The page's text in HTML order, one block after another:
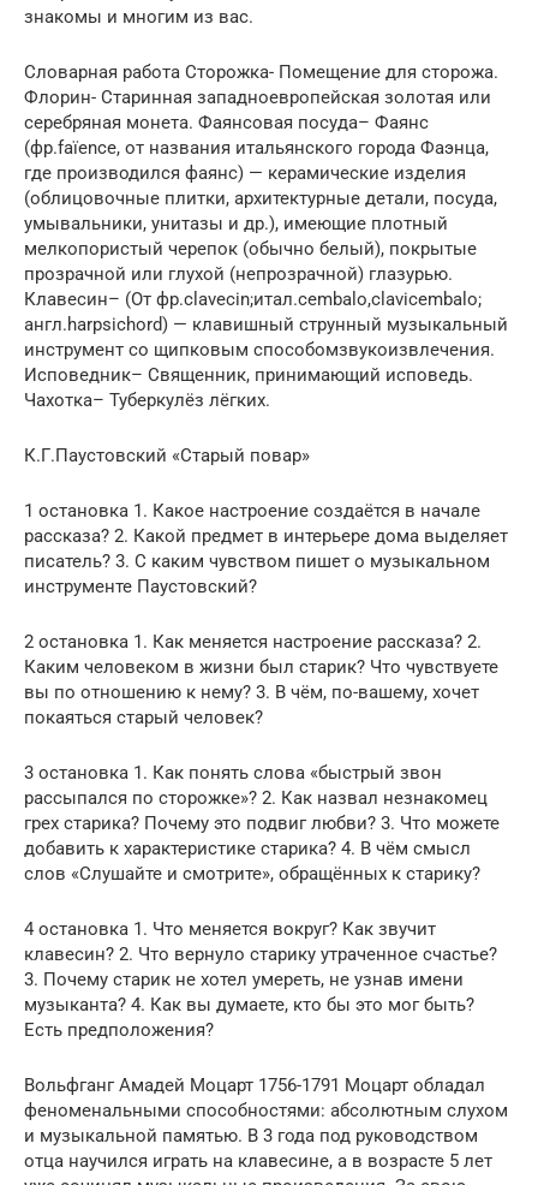
знакомы и многим из вас.
Словарная работа Сторожка- Помещение для сторожа.
Флорин- Старинная западноевропейская золотая или
серебряная монета. Фаянсовая посуда– Фаянс
(фр.faïence, от названия итальянского города Фаэнца,
где производился фаянс) — керамические изделия
(облицовочные плитки, архитектурные детали, посуда,
умывальники, унитазы и др.), имеющие плотный
мелкопористый черепок (обычно белый), покрытые
прозрачной или глухой (непрозрачной) глазурью.
Клавесин– (От фр.clavecin;итал.cembalo,clavicembalo;
англ.harpsichord) — клавишный струнный музыкальный
инструмент со щипковым способомзвукоизвлечения.
Исповедник– Священник, принимающий исповедь.
Чахотка– Туберкулёз лёгких.
К.Г.Паустовский «Старый повар»
1 остановка 1. Какое настроение создаётся в начале
рассказа? 2. Какой предмет в интерьере дома выделяет
писатель? 3. С каким чувством пишет о музыкальном
инструменте Паустовский?
2 остановка 1. Как меняется настроение рассказа? 2.
Каким человеком в жизни был старик? Что чувствуете
вы по отношению к нему? 3. В чём, по-вашему, хочет
покаяться старый человек?
3 остановка 1. Как понять слова «быстрый звон
рассыпался по сторожке»? 2. Как назвал незнакомец
грех старика? Почему это подвиг любви? 3. Что можете
добавить к характеристике старика? 4. В чём смысл
слов «Слушайте и смотрите», обращённых к старику?
4 остановка 1. Что меняется вокруг? Как звучит
клавесин? 2. Что вернуло старику утраченное счастье?
3. Почему старик не хотел умереть, не узнав имени
музыканта? 4. Как вы думаете, кто бы это мог быть?
Есть предположения?
Вольфганг Амадей Моцарт 1756-1791 Моцарт обладал
феноменальными способностями: абсолютным слухом
и музыкальной памятью. В 3 года под руководством
отца научился играть на клавесине, а в возрасте 5 лет